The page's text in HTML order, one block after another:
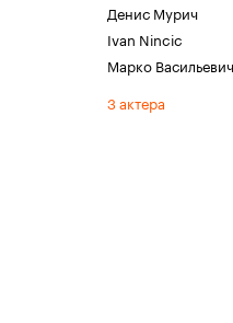
Денис Мурич
Ivan Nincic
Марко Васильевич
3 актера